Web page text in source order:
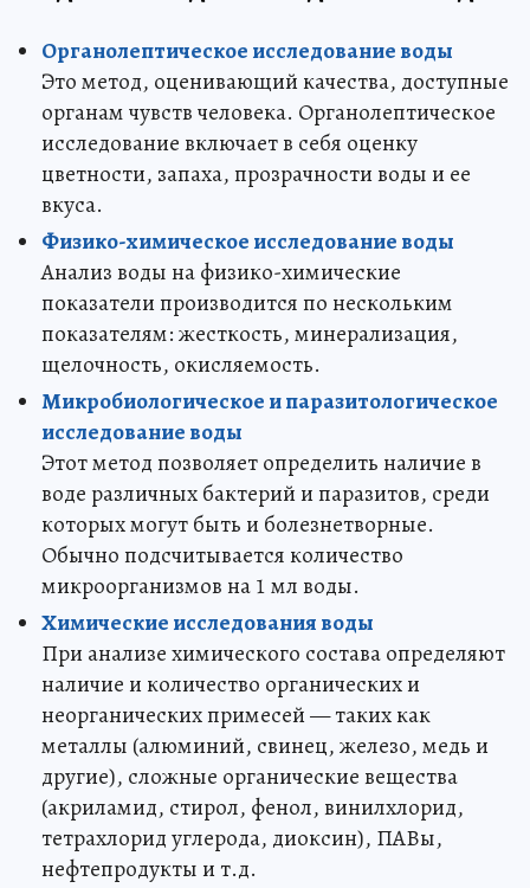
Органолептическое исследование воды
Это метод, оценивающий качества, доступные
органам чувств человека. Органолептическое
исследование включает в себя оценку
цветности, запаха, прозрачности воды и ее
вкуса.
Физико-химическое исследование воды
Анализ воды на физико-химические
показатели производится по нескольким
показателям: жесткость, минерализация,
щелочность, окисляемость.
Микробиологическое и паразитологическое
исследование воды
Этот метод позволяет определить наличие в
воде различных бактерий и паразитов, среди
которых могут быть и болезнетворные.
Обычно подсчитывается количество
микроорганизмов на 1 мл воды.
Химические исследования воды
При анализе химического состава определяют
наличие и количество органических и
неорганических примесей — таких как
металлы (алюминий, свинец, железо, медь и
другие), сложные органические вещества
(акриламид, стирол, фенол, винилхлорид,
тетрахлорид углерода, диоксин), ПАВы,
нефтепродукты и т.д.